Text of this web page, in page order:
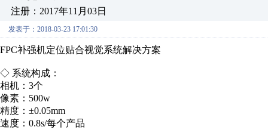
注册：2017年11月03日
发表于：2018-03-23 17:01:30
FPC补强机定位贴合视觉系统解决方案
◇ 系统构成：
相机：3个
像素：500w
精度：±0.05mm
速度：0.8s/每个产品